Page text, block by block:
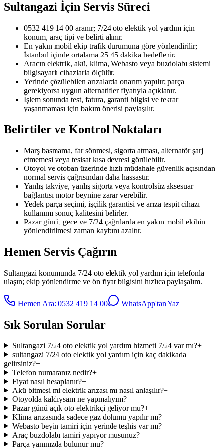
Sultangazi İçin Servis Süreci
0532 419 14 00 aranır; 7/24 oto elektik yol yardım için
konum, araç tipi ve belirti alınır.
En yakın mobil ekip trafik durumuna göre yönlendirilir;
İstanbul içinde ortalama 25-45 dakika hedeflenir.
Aracın elektrik, akü, klima, Webasto veya buzdolabı sistemi
bilgisayarlı cihazlarla ölçülür.
Yerinde çözülebilen arızalarda onarım yapılır; parça
gerekiyorsa uygun alternatifler fiyatıyla açıklanır.
İşlem sonunda test, fatura, garanti bilgisi ve tekrar
yaşanmaması için bakım önerisi paylaşılır.
Belirtiler ve Kontrol Noktaları
Marş basmama, far sönmesi, sigorta atması, alternatör şarj
etmemesi veya tesisat kısa devresi görülebilir.
Otoyol ve otoban üzerinde hızlı müdahale güvenlik açısından
normal servis çağrısından daha hassastır.
Yanlış takviye, yanlış sigorta veya kontrolsüz aksesuar
bağlantısı motor beynine zarar verebilir.
Yedek parça seçimi, işçilik garantisi ve arıza tespit cihazı
kullanımı sonuç kalitesini belirler.
Pazar günü, gece ve 7/24 çağrılarda en yakın mobil ekibin
yönlendirilmesi zaman kaybını azaltır.
Hemen Servis Çağırın
Sultangazi konumunda 7/24 oto elektik yol yardım için telefonla
ulaşın; ekip yönlendirme ve ön fiyat bilgisini hızlıca paylaşalım.
Hemen Ara: 0532 419 14 00 WhatsApp'tan Yaz
Sık Sorulan Sorular
Sultangazi 7/24 oto elektik yol yardım hizmeti 7/24 var mı?+
sultangazi 7/24 oto elektik yol yardım için kaç dakikada
gelirsiniz?+
Telefon numaranız nedir?+
Fiyat nasıl hesaplanır?+
Akü bitmesi mi elektrik arızası mı nasıl anlaşılır?+
Otoyolda kaldıysam ne yapmalıyım?+
Pazar günü açık oto elektrikçi geliyor mu?+
Klima arızasında sadece gaz dolumu yapılır mı?+
Webasto beyin tamiri için yerinde teşhis var mı?+
Araç buzdolabı tamiri yapıyor musunuz?+
Parça yanınızda bulunur mu?+